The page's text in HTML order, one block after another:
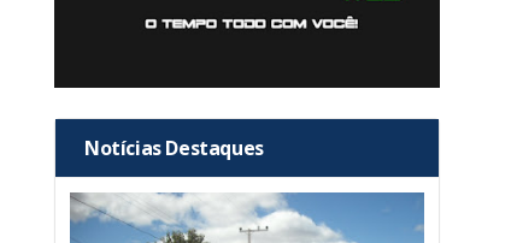
Notícias Destaques